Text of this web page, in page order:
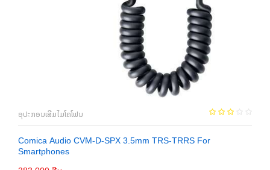
ອຸປະກອນເສີມໄມໂຄໂຟນ
Comica Audio CVM-D-SPX 3.5mm TRS-TRRS For
Smartphones